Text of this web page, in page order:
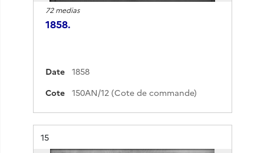
72 medias
1858.
Date
1858
Cote
150AN/12 (Cote de commande)
Résultat n°
15